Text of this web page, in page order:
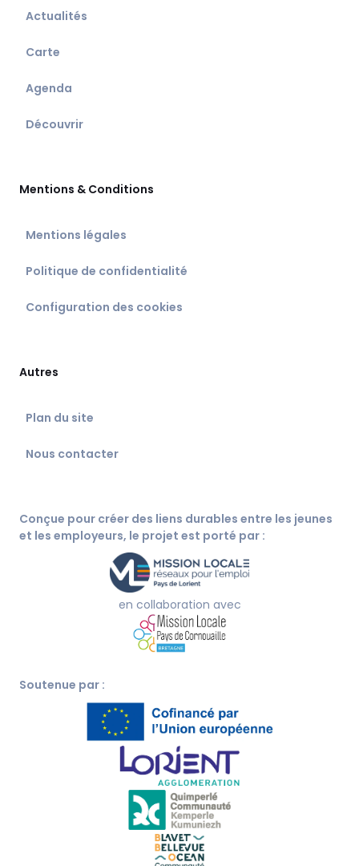
Actualités
Carte
Agenda
Découvrir
Mentions & Conditions
Mentions légales
Politique de confidentialité
Configuration des cookies
Autres
Plan du site
Nous contacter
Conçue pour créer des liens durables entre les jeunes
et les employeurs, le projet est porté par :
en collaboration avec
Soutenue par :